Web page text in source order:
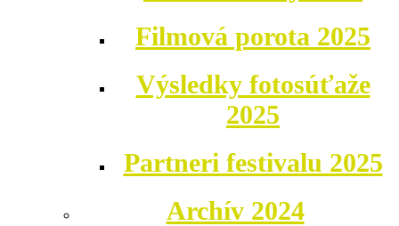
Filmová porota 2025
Výsledky fotosúťaže
2025
Partneri festivalu 2025
Archív 2024